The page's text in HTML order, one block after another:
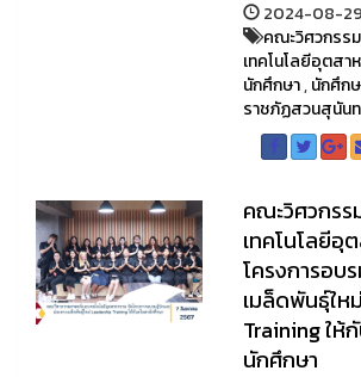
2024-08-29
คณะวิศวกรร
เทคโนโลยีอุตสา
นักศึกษา,นักศึก
ราชภัฏสวนสุนัน
คณะวิศวกรร
เทคโนโลยีอุ
โครงการอบ
เมล็ดพันธุ์ให
Training ให้
นักศึกษา